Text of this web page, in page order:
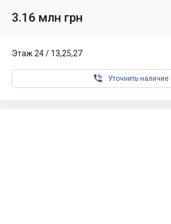
3.16 млн грн
Этаж 24 / 13,25,27
 Уточнить наличие